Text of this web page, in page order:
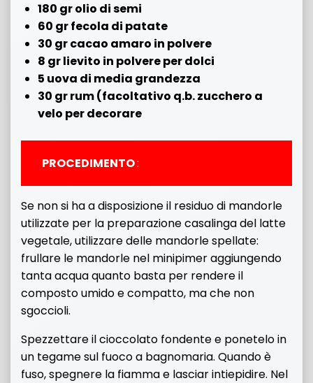
180 gr olio di semi
60 gr fecola di patate
30 gr cacao amaro in polvere
8 gr lievito in polvere per dolci
5 uova di media grandezza
30 gr rum (facoltativo q.b. zucchero a
velo per decorare
PROCEDIMENTO:
Se non si ha a disposizione il residuo di mandorle
utilizzate per la preparazione casalinga del latte
vegetale, utilizzare delle mandorle spellate:
frullare le mandorle nel minipimer aggiungendo
tanta acqua quanto basta per rendere il
composto umido e compatto, ma che non
sgoccioli.
Spezzettare il cioccolato fondente e ponetelo in
un tegame sul fuoco a bagnomaria. Quando è
fuso, spegnere la fiamma e lasciar intiepidire. Nel